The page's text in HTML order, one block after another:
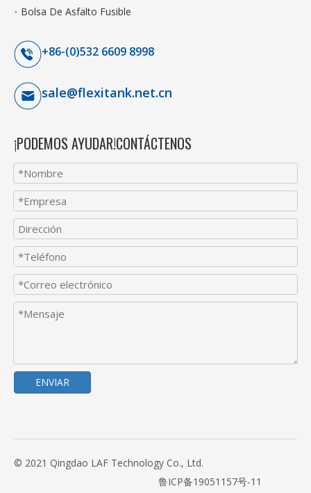
Bolsa De Asfalto Fusible
+86-(0)532 6609 8998
sale@flexitank.net.cn
¡PODEMOS AYUDAR!CONTÁCTENOS
ENVIAR
© 2021 Qingdao LAF Technology Co., Ltd.
鲁ICP备19051157号-11